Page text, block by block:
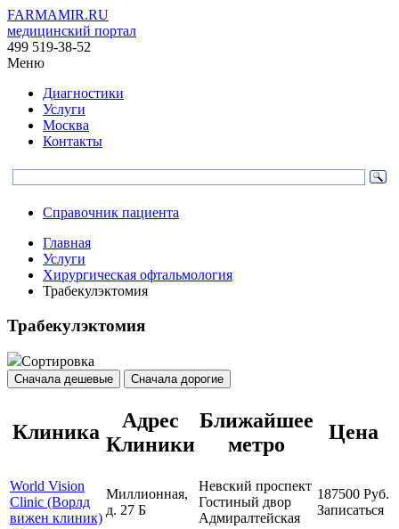
FARMAMIR.RU
медицинский портал
499 519-38-52
Меню
Диагностики
Услуги
Москва
Контакты
Справочник пациента
Главная
Услуги
Хирургическая офтальмология
Трабекулэктомия
Трабекулэктомия
Сортировка
Сначала дешевые Сначала дорогие
Клиника
Адрес
Клиники
Ближайшее
метро
Цена
World Vision
Clinic (Ворлд
вижен клиник)
Миллионная,
д. 27 Б
Невский проспект
Гостиный двор
Адмиралтейская
187500 Руб.
Записаться